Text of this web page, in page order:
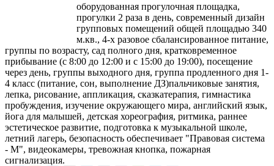
оборудованная прогулочная площадка,
прогулки 2 раза в день, современный дизайн
групповых помещений общей площадью 340
м.кв., 4-х разовое сбалансированное питание,
группы по возрасту, сад полного дня, кратковременное
прибывание (с 8:00 до 12:00 и с 15:00 до 19:00), посещение
через день, группы выходного дня, группа продленного дня 1-
4 класс (питание, сон, выполнение ДЗ)пальчиковые занятия,
лепка, рисование, аппликация, сказкатерапия, гимнастика
пробуждения, изучение окружающего мира, английский язык,
йога для малышей, детская хореография, ритмика, раннее
эстетическое развитие, подготовка к музыкальной школе,
летний лагерь, безопасность обеспечивает "Правовая система
- М", видеокамеры, тревожная кнопка, пожарная
сигнализация.